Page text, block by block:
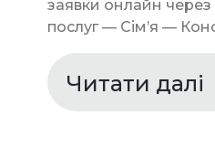
заявки онлайн через
послуг — Сім’я —
Читати далі